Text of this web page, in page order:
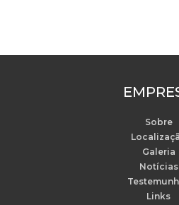
Sobre
Galeria
Notícias
Links